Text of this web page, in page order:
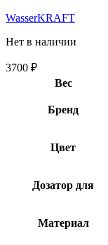
WasserKRAFT
Нет в наличии
3700 ₽
Вес
Бренд
Цвет
Дозатор для
Материал